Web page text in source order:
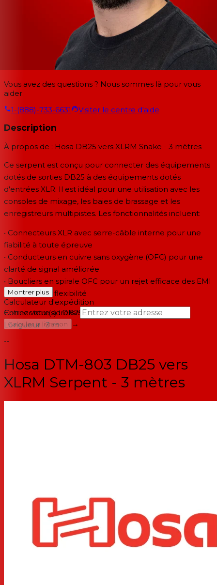
Vous avez des questions ? Nous sommes là pour vous
aider.
1-(888)-733-6631
Visiter le centre d'aide
Description
À propos de : Hosa DB25 vers XLRM Snake - 3 mètres
Ce serpent est conçu pour connecter des équipements
dotés de sorties DB25 à des équipements dotés
d'entrées XLR. Il est idéal pour une utilisation avec les
consoles de mixage, les baies de brassage et les
enregistreurs multipistes. Les fonctionnalités incluent:
• Connecteurs XLR avec serre-câble interne pour une
fiabilité à toute épreuve
• Conducteurs en cuivre sans oxygène (OFC) pour une
clarté de signal améliorée
• Boucliers en spirale OFC pour un rejet efficace des EMI
et RFI et une flexibilité
Connecteur(s) : DB25 vers XLRM
Longueur : 3 m
Montrer plus
Calculateur d'expédition
Entrez votre adresse
Calculer la livraison
→
--
Hosa DTM-803 DB25 vers
XLRM Serpent - 3 mètres